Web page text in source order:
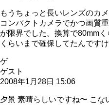
もうちょっと長いレンズのカ
コンパクトカメラでかつ画質
が限界でした。換算で80mm
くらいまで確保してたんですけ
ゲ
ゲスト
2008年1月28日 15:06
夕景 素晴らしいですね〜 こな